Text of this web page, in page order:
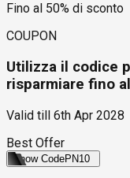
Fino al 50% di sconto
COUPON
Utilizza il codice
risparmiare fino
Valid till 6th Apr 2028
Best Offer
Show CodePN10